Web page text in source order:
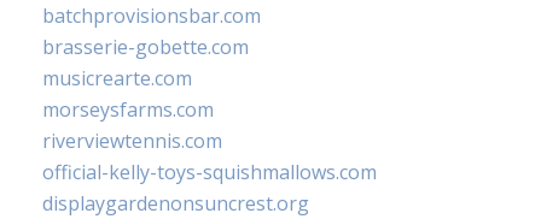
batchprovisionsbar.com
brasserie-gobette.com
musicrearte.com
morseysfarms.com
riverviewtennis.com
official-kelly-toys-squishmallows.com
displaygardenonsuncrest.org